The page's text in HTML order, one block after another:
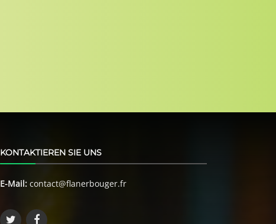
KONTAKTIEREN SIE UNS
E-Mail: contact@flanerbouger.fr